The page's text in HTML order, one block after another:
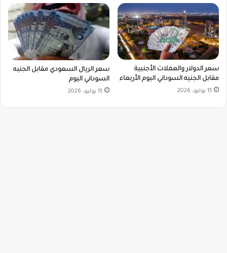
سعر الدولار والعملات الأجنبية
مقابل الجنيه السوداني اليوم الأربعاء
15 يوليو، 2026
سعر الريال السعودي مقابل الجنيه
السوداني اليوم
15 يوليو، 2026